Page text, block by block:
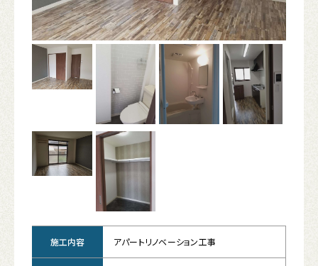
施工内容 アパートリノベーション工事